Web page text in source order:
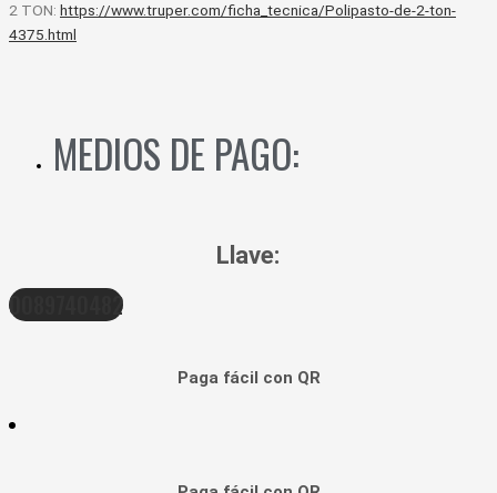
2 TON: https://www.truper.com/ficha_tecnica/Polipasto-de-2-ton-
4375.html
MEDIOS DE PAGO:
Llave:
0089740482
Paga fácil con QR